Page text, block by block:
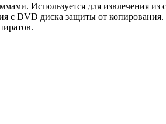
Используется для извлечения
с DVD диска защиты от